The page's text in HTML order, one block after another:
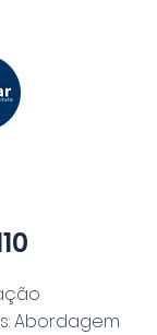
Abordagem